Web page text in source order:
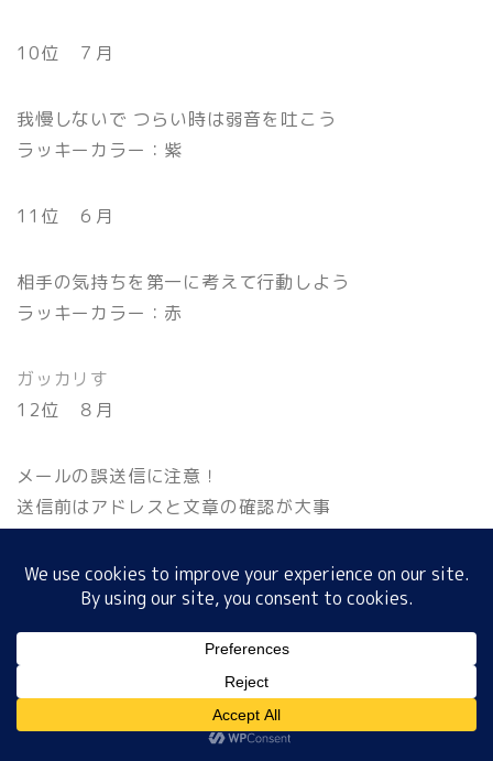
10位 ７月
我慢しないで つらい時は弱音を吐こう
ラッキーカラー：紫
11位 ６月
相手の気持ちを第一に考えて行動しよう
ラッキーカラー：赤
ガッカリす
12位 ８月
メールの誤送信に注意！
送信前はアドレスと文章の確認が大事
ラッキーカラー：ゴールド
９月22日
超スッキリす
１位 11月
プロフィール サイトマップ